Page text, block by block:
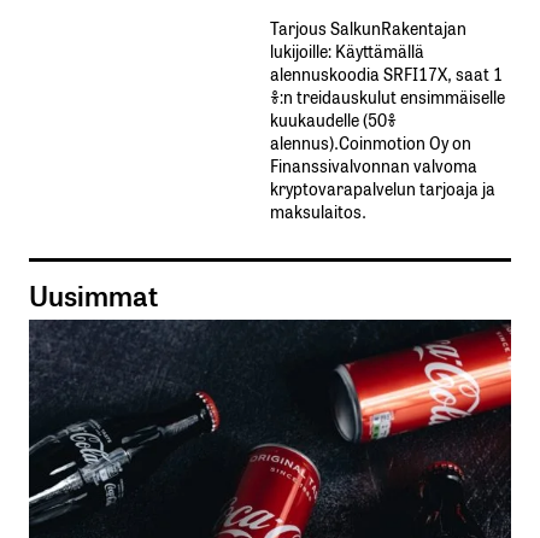
Tarjous SalkunRakentajan
lukijoille: Käyttämällä​ ​
alennuskoodia​ ​SRFI17X,​ ​saat​ ​1
%:n treidauskulut​ ​ensimmäiselle​ ​
kuukaudelle​ ​(50%​ ​
alennus).Coinmotion Oy on
Finanssivalvonnan valvoma
kryptovarapalvelun tarjoaja ja
maksulaitos.
Uusimmat